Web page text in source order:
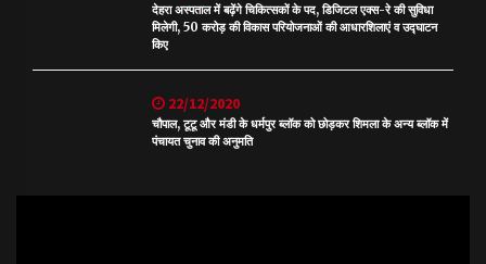
देहरा अस्पताल में बढ़ेंगे चिकित्सकों के पद, डिजिटल एक्स-रे की सुविधा
मिलेगी, 50 करोड़ की विकास परियोजनाओं की आधारशिलाएं व उद्घाटन
किए
22/12/2020
चौपाल, टूटू और मंडी के धर्मपुर ब्लॉक को छोड़कर शिमला के अन्य ब्लॉक में
पंचायत चुनाव की अनुमति